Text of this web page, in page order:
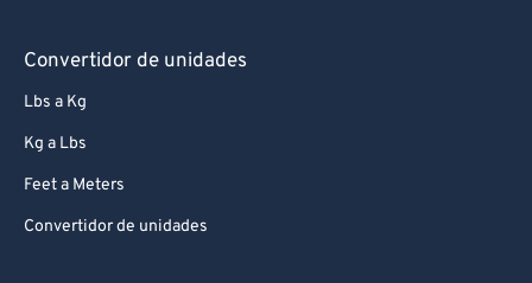
Convertidor de unidades
Lbs a Kg
Kg a Lbs
Feet a Meters
Convertidor de unidades